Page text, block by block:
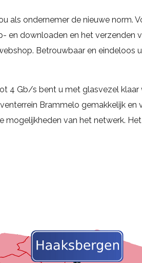
als ondernemer de nieuwe norm.
en downloaden en het verzenden
Betrouwbaar en eindeloos
4 Gb/s bent u met glasvezel
Brammelo gemakkelijk
van het netwerk.